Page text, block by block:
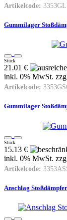
Artikelcode:
Gummilager
Stück
21.01 €
inkl. 0% MwSt.
Artikelcode:
Gummilager
Stück
15.13 €
inkl. 0% MwSt.
Artikelcode:
Anschlag